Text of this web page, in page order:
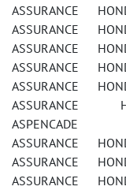
ASSURANCE
ASSURANCE
ASSURANCE
ASSURANCE
ASSURANCE
ASSURANCE
ASPENCADE
ASSURANCE
ASSURANCE
ASSURANCE